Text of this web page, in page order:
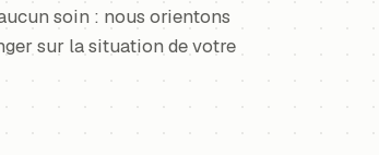
soin : nous orientons
sur la situation de votre